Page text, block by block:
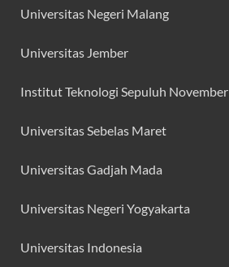
Universitas Negeri Malang
Universitas Jember
Institut Teknologi Sepuluh November
Universitas Sebelas Maret
Universitas Gadjah Mada
Universitas Negeri Yogyakarta
Universitas Indonesia